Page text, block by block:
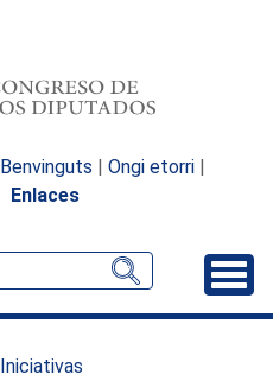
Benvinguts | Ongi etorri |
Enlaces
Iniciativas